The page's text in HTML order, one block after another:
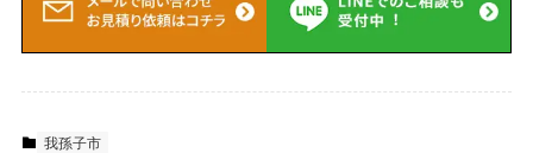
我孫子市